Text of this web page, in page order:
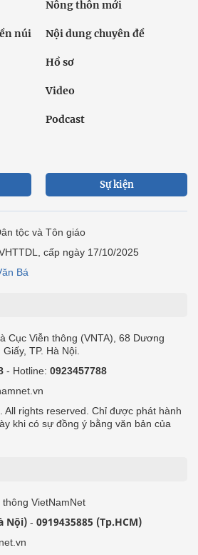
Nông thôn mới
núi Nội dung chuyên đề
Hồ sơ
Video
Podcast
Sự kiện
tộc và Tôn giáo
cấp ngày 17/10/2025
Bá
Cục Viễn thông (VNTA), 68 Dương
TP. Hà Nội.
- Hotline: 0923457788
All rights reserved. Chỉ được phát hành
khi có sự đồng ý bằng văn bản của
VietNamNet
Nội) - 0919435885 (Tp.HCM)